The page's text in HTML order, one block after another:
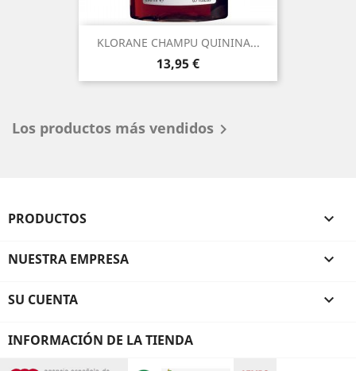
KLORANE CHAMPU QUININA...
Precio
13,95 €
Los productos más vendidos 
PRODUCTOS 
NUESTRA EMPRESA 
SU CUENTA 
INFORMACIÓN DE LA TIENDA